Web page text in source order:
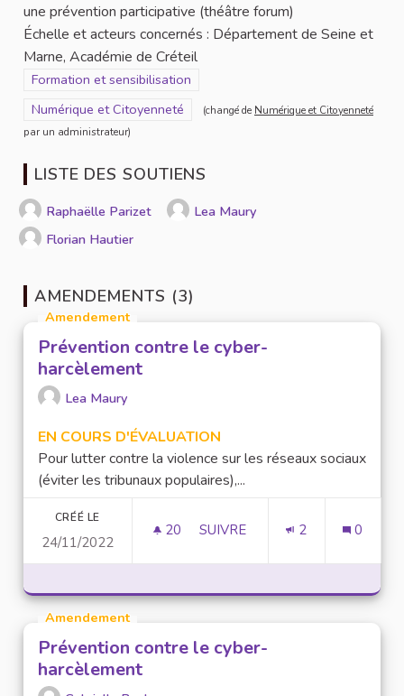
une prévention participative (théâtre forum)
Échelle et acteurs concernés : Département de Seine et
Marne, Académie de Créteil
Filtrer les résultats de la catégorie : Formation et sensibilisation
Formation et sensibilisation
Filtrer les résultats pour le secteur : Numérique et Citoyenneté
Numérique et Citoyenneté (changé de Numérique et Citoyenneté
par un administrateur)
LISTE DES SOUTIENS
Raphaëlle Parizet
Lea Maury
Florian Hautier
AMENDEMENTS (3)
Amendement
Prévention contre le cyber-
harcèlement
Lea Maury
EN COURS D'ÉVALUATION
Pour lutter contre la violence sur les réseaux sociaux
(éviter les tribunaux populaires),...
CRÉÉ LE
24/11/2022
20 20 ABONNÉS
SUIVRE 2 0
Amendement
Prévention contre le cyber-
harcèlement